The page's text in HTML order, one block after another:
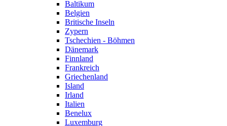
Baltikum
Belgien
Britische Inseln
Zypern
Tschechien - Böhmen
Dänemark
Finnland
Frankreich
Griechenland
Island
Irland
Italien
Benelux
Luxemburg